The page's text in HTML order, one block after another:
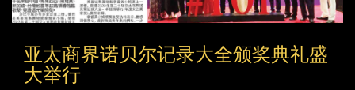
亚太商界诺贝尔记录大全颁奖典礼盛
大举行